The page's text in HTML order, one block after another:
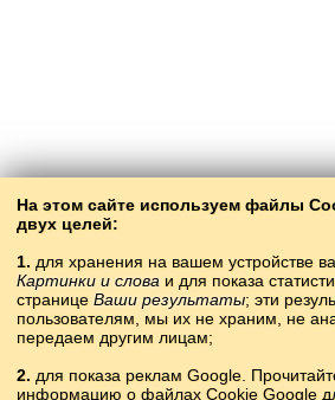
На этом сайте используем файлы
двух целей:
1. для хранения на вашем устройстве
Картинки и слова и для показа
странице Ваши результаты; эти
пользователям, мы их не храним, не
передаем другим лицам;
2. для показа реклам Google.
информацию о файлах Cookie Google